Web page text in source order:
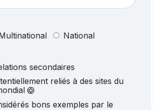
National
secondaires
reliés à des sites du
bons exemples par le